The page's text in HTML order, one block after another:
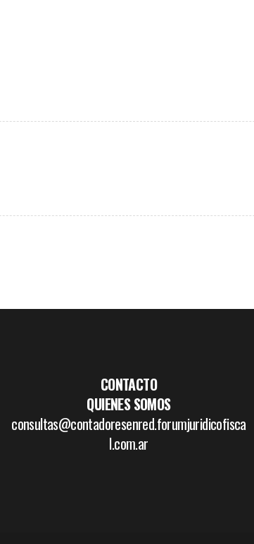
CONTACTO
QUIENES SOMOS
consultas@contadoresenred.forumjuridicofisca
l.com.ar